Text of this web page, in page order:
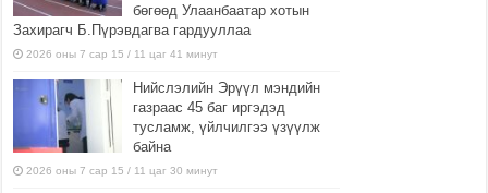
бөгөөд Улаанбаатар хотын
Захирагч Б.Пүрэвдагва гардууллаа
2026 оны 7 сар 15 / 11 цаг 41 минут
Нийслэлийн Эрүүл мэндийн
газраас 45 баг иргэдэд
тусламж, үйлчилгээ үзүүлж
байна
2026 оны 7 сар 15 / 11 цаг 30 минут